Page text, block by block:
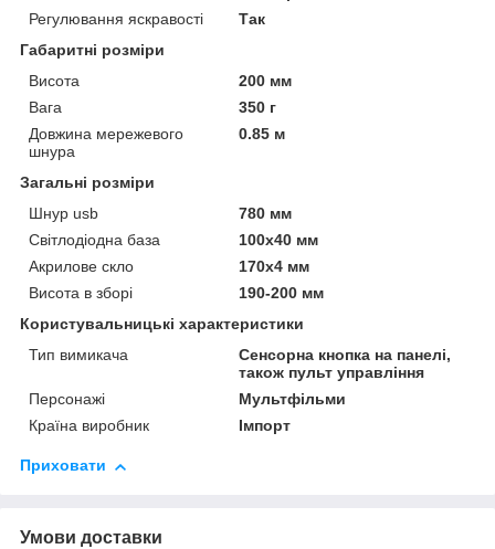
Регулювання яскравості
Так
Габаритні розміри
Висота
200 мм
Вага
350 г
Довжина мережевого
шнура
0.85 м
Загальні розміри
Шнур usb
780 мм
Світлодіодна база
100x40 мм
Акрилове скло
170x4 мм
Висота в зборі
190-200 мм
Користувальницькі характеристики
Тип вимикача
Сенсорна кнопка на панелі,
також пульт управління
Персонажі
Мультфільми
Країна виробник
Імпорт
Приховати
Умови доставки